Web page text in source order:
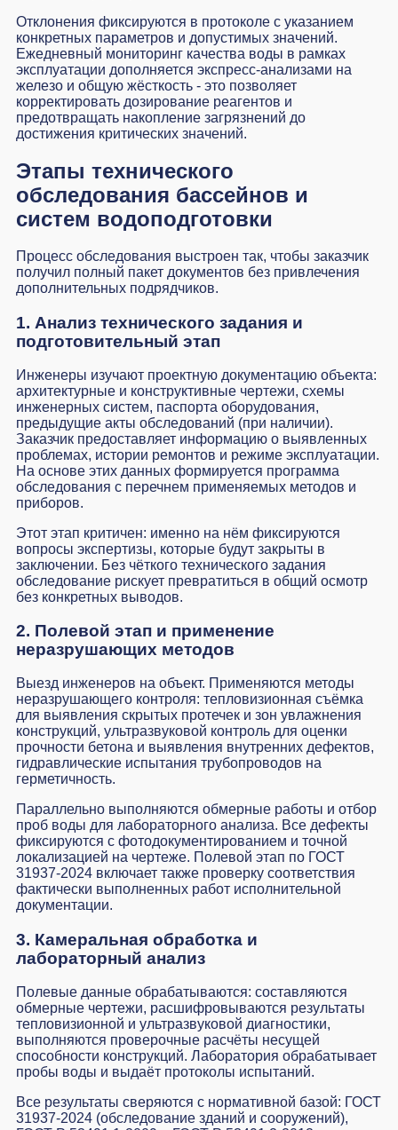
Отклонения фиксируются в протоколе с указанием
конкретных параметров и допустимых значений.
Ежедневный мониторинг качества воды в рамках
эксплуатации дополняется экспресс-анализами на
железо и общую жёсткость - это позволяет
корректировать дозирование реагентов и
предотвращать накопление загрязнений до
достижения критических значений.
Этапы технического
обследования бассейнов и
систем водоподготовки
Процесс обследования выстроен так, чтобы заказчик
получил полный пакет документов без привлечения
дополнительных подрядчиков.
1. Анализ технического задания и
подготовительный этап
Инженеры изучают проектную документацию объекта:
архитектурные и конструктивные чертежи, схемы
инженерных систем, паспорта оборудования,
предыдущие акты обследований (при наличии).
Заказчик предоставляет информацию о выявленных
проблемах, истории ремонтов и режиме эксплуатации.
На основе этих данных формируется программа
обследования с перечнем применяемых методов и
приборов.
Этот этап критичен: именно на нём фиксируются
вопросы экспертизы, которые будут закрыты в
заключении. Без чёткого технического задания
обследование рискует превратиться в общий осмотр
без конкретных выводов.
2. Полевой этап и применение
неразрушающих методов
Выезд инженеров на объект. Применяются методы
неразрушающего контроля: тепловизионная съёмка
для выявления скрытых протечек и зон увлажнения
конструкций, ультразвуковой контроль для оценки
прочности бетона и выявления внутренних дефектов,
гидравлические испытания трубопроводов на
герметичность.
Параллельно выполняются обмерные работы и отбор
проб воды для лабораторного анализа. Все дефекты
фиксируются с фотодокументированием и точной
локализацией на чертеже. Полевой этап по ГОСТ
31937-2024 включает также проверку соответствия
фактически выполненных работ исполнительной
документации.
3. Камеральная обработка и
лабораторный анализ
Полевые данные обрабатываются: составляются
обмерные чертежи, расшифровываются результаты
тепловизионной и ультразвуковой диагностики,
выполняются проверочные расчёты несущей
способности конструкций. Лаборатория обрабатывает
пробы воды и выдаёт протоколы испытаний.
Все результаты сверяются с нормативной базой: ГОСТ
31937-2024 (обследование зданий и сооружений),